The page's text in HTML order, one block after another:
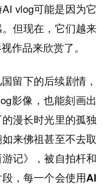
vlog可能是因为它
但现在，它们越来
作品来欣赏了。
留下的后续剧情，
影像，也能刻画出
漫长时光里的孤独
来佛祖甚至不去取
记》，被自拍杆和
，每一个会使用AI